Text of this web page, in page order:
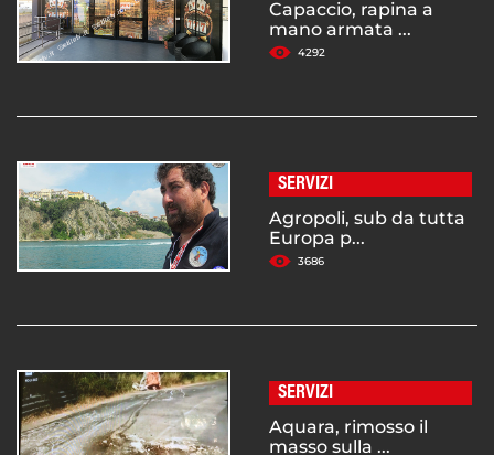
Capaccio, rapina a
mano armata ...
4292
SERVIZI
Agropoli, sub da tutta
Europa p...
3686
SERVIZI
Aquara, rimosso il
masso sulla ...